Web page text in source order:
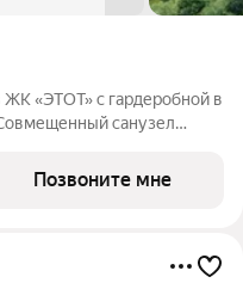
ЖК «ЭТОТ» с гардеробной в
санузел
мелочей. ВСЕ
Позвоните мне